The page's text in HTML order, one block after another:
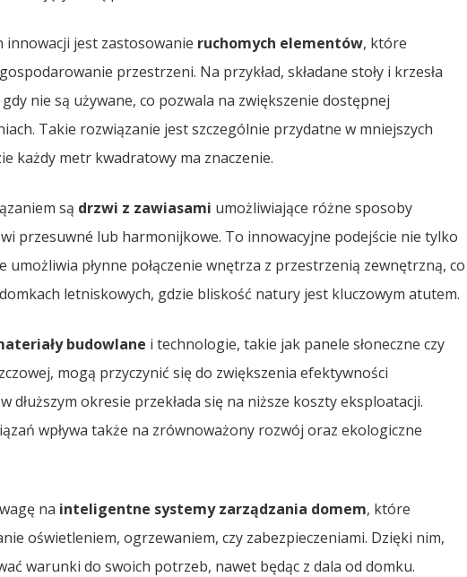
innowacji jest zastosowanie ruchomych elementów, które
przestrzeni. Na przykład, składane stoły i krzesła
nie są używane, co pozwala na zwiększenie dostępnej
Takie rozwiązanie jest szczególnie przydatne w mniejszych
każdy metr kwadratowy ma znaczenie.
są drzwi z zawiasami umożliwiające różne sposoby
przesuwné lub harmonijkowe. To innowacyjne podejście nie tylko
umożliwia płynne połączenie wnętrza z przestrzenią zewnętrzną, co
letniskowych, gdzie bliskość natury jest kluczowym atutem.
budowlane i technologie, takie jak panele słoneczne czy
mogą przyczynić się do zwiększenia efektywności
dłuższym okresie przekłada się na niższe koszty eksploatacji.
wpływa także na zrównoważony rozwój oraz ekologiczne
na inteligentne systemy zarządzania domem, które
oświetleniem, ogrzewaniem, czy zabezpieczeniami. Dzięki nim,
warunki do swoich potrzeb, nawet będąc z dala od domku.